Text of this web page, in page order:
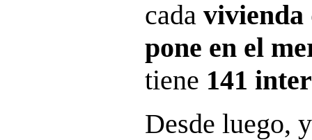
cada vivienda
pone en el
tiene 141
Desde luego,